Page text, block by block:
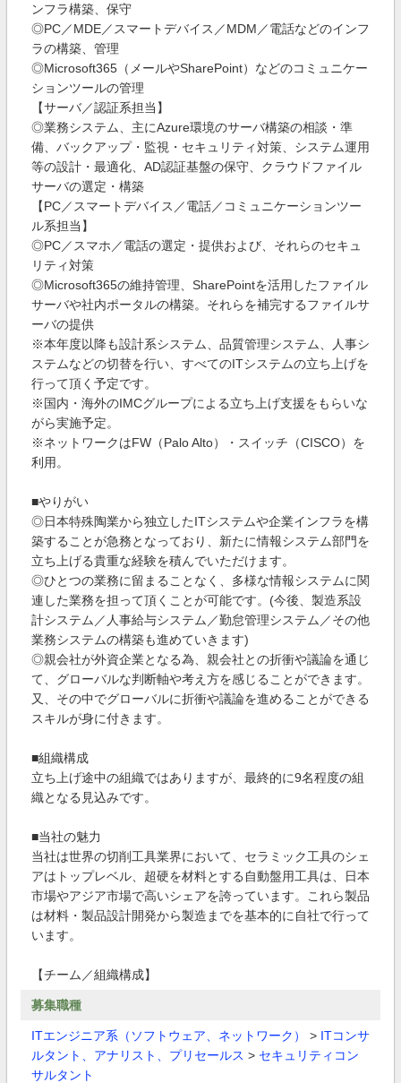
ンフラ構築、保守
◎PC／MDE／スマートデバイス／MDM／電話などのインフ
ラの構築、管理
◎Microsoft365（メールやSharePoint）などのコミュニケー
ションツールの管理
【サーバ／認証系担当】
◎業務システム、主にAzure環境のサーバ構築の相談・準
備、バックアップ・監視・セキュリティ対策、システム運用
等の設計・最適化、AD認証基盤の保守、クラウドファイル
サーバの選定・構築
【PC／スマートデバイス／電話／コミュニケーションツー
ル系担当】
◎PC／スマホ／電話の選定・提供および、それらのセキュ
リティ対策
◎Microsoft365の維持管理、SharePointを活用したファイル
サーバや社内ポータルの構築。それらを補完するファイルサ
ーバの提供
※本年度以降も設計系システム、品質管理システム、人事シ
ステムなどの切替を行い、すべてのITシステムの立ち上げを
行って頂く予定です。
※国内・海外のIMCグループによる立ち上げ支援をもらいな
がら実施予定。
※ネットワークはFW（Palo Alto）・スイッチ（CISCO）を
利用。
■やりがい
◎日本特殊陶業から独立したITシステムや企業インフラを構
築することが急務となっており、新たに情報システム部門を
立ち上げる貴重な経験を積んでいただけます。
◎ひとつの業務に留まることなく、多様な情報システムに関
連した業務を担って頂くことが可能です。(今後、製造系設
計システム／人事給与システム／勤怠管理システム／その他
業務システムの構築も進めていきます)
◎親会社が外資企業となる為、親会社との折衝や議論を通じ
て、グローバルな判断軸や考え方を感じることができます。
又、その中でグローバルに折衝や議論を進めることができる
スキルが身に付きます。
■組織構成
立ち上げ途中の組織ではありますが、最終的に9名程度の組
織となる見込みです。
■当社の魅力
当社は世界の切削工具業界において、セラミック工具のシェ
アはトップレベル、超硬を材料とする自動盤用工具は、日本
市場やアジア市場で高いシェアを誇っています。これら製品
は材料・製品設計開発から製造までを基本的に自社で行って
います。
【チーム／組織構成】
募集職種
ITエンジニア系（ソフトウェア、ネットワーク） > ITコンサ
ルタント、アナリスト、プリセールス > セキュリティコン
サルタント